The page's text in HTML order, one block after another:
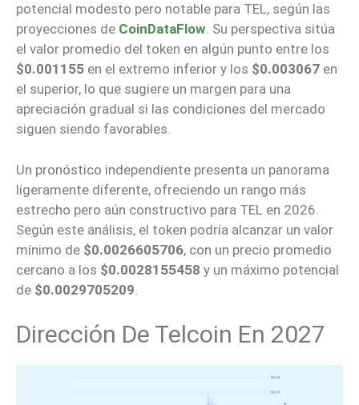
potencial modesto pero notable para TEL, según las
proyecciones de CoinDataFlow. Su perspectiva sitúa
el valor promedio del token en algún punto entre los
$0.001155 en el extremo inferior y los $0.003067 en
el superior, lo que sugiere un margen para una
apreciación gradual si las condiciones del mercado
siguen siendo favorables.
Un pronóstico independiente presenta un panorama
ligeramente diferente, ofreciendo un rango más
estrecho pero aún constructivo para TEL en 2026.
Según este análisis, el token podría alcanzar un valor
mínimo de $0.0026605706, con un precio promedio
cercano a los $0.0028155458 y un máximo potencial
de $0.0029705209
Dirección De Telcoin En 2027